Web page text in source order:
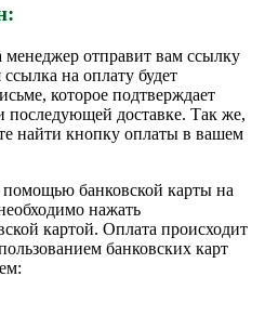
менеджер отправит вам ссылку
на оплату будет
которое подтверждает
последующей доставке. Так же,
найти кнопку оплаты в вашем
банковской карты на
нажать
картой. Оплата происходит
банковских карт